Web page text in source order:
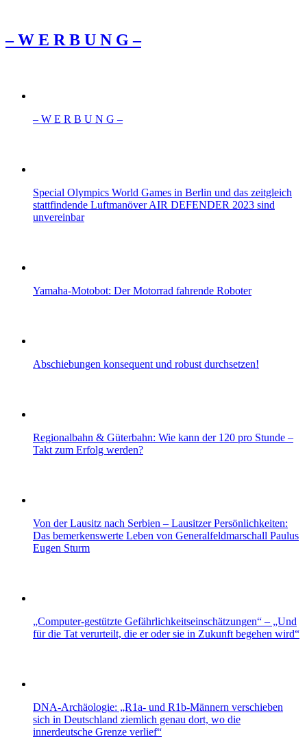
– W Ε R Β U Ν G –
– W Ε R Β U Ν G –
Special Olympics World Games in Berlin und das zeitgleich
stattfindende Luftmanöver AIR DEFENDER 2023 sind
unvereinbar
Yamaha-Motobot: Der Motorrad fahrende Roboter
Abschiebungen konsequent und robust durchsetzen!
Regionalbahn & Güterbahn: Wie kann der 120 pro Stunde –
Takt zum Erfolg werden?
Von der Lausitz nach Serbien – Lausitzer Persönlichkeiten:
Das bemerkenswerte Leben von Generalfeldmarschall Paulus
Eugen Sturm
„Computer-gestützte Gefährlichkeitseinschätzungen“ – „Und
für die Tat verurteilt, die er oder sie in Zukunft begehen wird“
DNA-Archäologie: „R1a- und R1b-Männern verschieben
sich in Deutschland ziemlich genau dort, wo die
innerdeutsche Grenze verlief“